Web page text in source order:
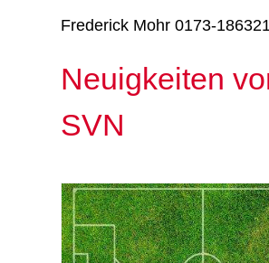
Frederick Mohr 0173-
Neuigkeiten
SVN